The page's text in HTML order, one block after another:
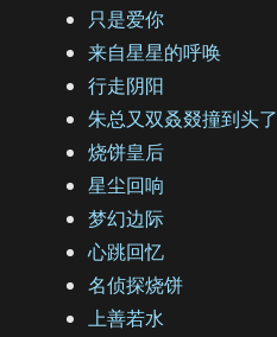
只是爱你
来自星星的呼唤
行走阴阳
朱总又双叒叕撞到头了
烧饼皇后
星尘回响
梦幻边际
心跳回忆
名侦探烧饼
上善若水